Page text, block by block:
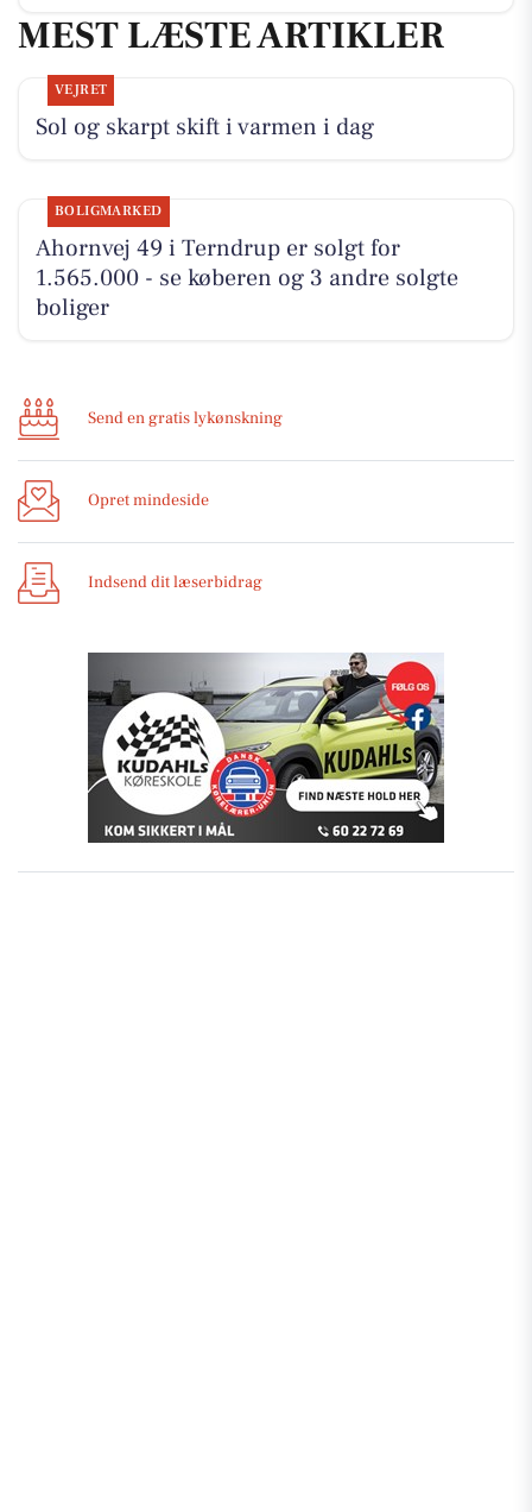
MEST LÆSTE ARTIKLER
VEJRET
Sol og skarpt skift i varmen i dag
BOLIGMARKED
Ahornvej 49 i Terndrup er solgt for
1.565.000 - se køberen og 3 andre solgte
boliger
Send en gratis lykønskning
Opret mindeside
Indsend dit læserbidrag